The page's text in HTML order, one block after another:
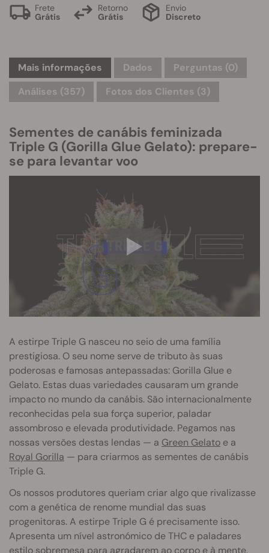
Frete
Grátis
Retorno
Grátis
Envio
Discreto
Mais informações Dados Perguntas (0)
Análises (357)
Fotos dos Clientes (3)
Sementes de canábis feminizada
Triple G (Gorilla Glue Gelato): prepare-
se para levantar voo
A estirpe Triple G nasceu no seio de uma família
prestigiosa. O seu nome serve de tributo às suas
poderosas e famosas antepassadas: Gorilla Glue e
Gelato. Estas duas variedades causaram um grande
impacto no mundo da canábis. São internacionalmente
reconhecidas pela sua força superior, paladar
assombroso e elevada produtividade. Pegamos nas
nossas versões destas lendas — a Green Gelato e a
Royal Gorilla — para criarmos as sementes de canábis
Triple G.
Os nossos produtores queriam criar algo que rivalizasse
com a genética de renome mundial das suas
progenitoras. A estirpe Triple G é precisamente isso.
Apresenta um nível astronómico de THC e paladares
estilo sobremesa para agradarem ao corpo e à mente,